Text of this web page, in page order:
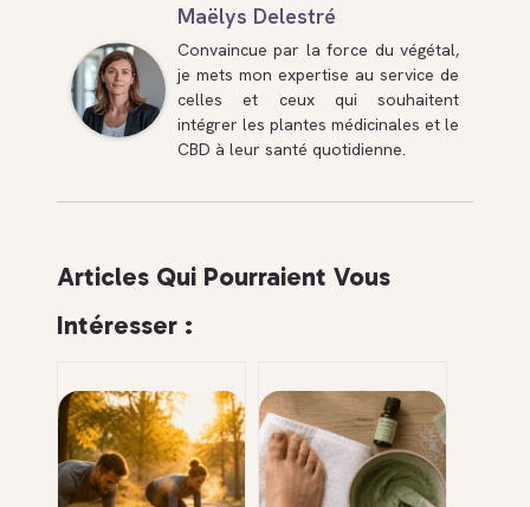
Maëlys Delestré
Convaincue par la force du végétal,
je mets mon expertise au service de
celles et ceux qui souhaitent
intégrer les plantes médicinales et le
CBD à leur santé quotidienne.
Articles Qui Pourraient Vous
Intéresser :